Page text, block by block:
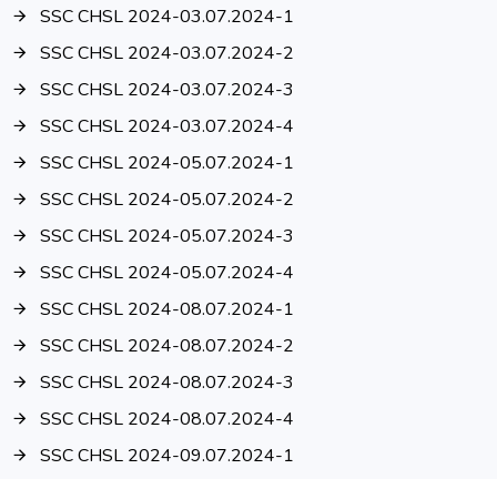
SSC CHSL 2024-03.07.2024-1
SSC CHSL 2024-03.07.2024-2
SSC CHSL 2024-03.07.2024-3
SSC CHSL 2024-03.07.2024-4
SSC CHSL 2024-05.07.2024-1
SSC CHSL 2024-05.07.2024-2
SSC CHSL 2024-05.07.2024-3
SSC CHSL 2024-05.07.2024-4
SSC CHSL 2024-08.07.2024-1
SSC CHSL 2024-08.07.2024-2
SSC CHSL 2024-08.07.2024-3
SSC CHSL 2024-08.07.2024-4
SSC CHSL 2024-09.07.2024-1